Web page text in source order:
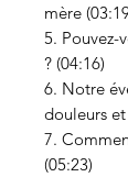
mère
5. Pouvez-
? (04:16)
6. Notre
douleurs
7.
(05:23)